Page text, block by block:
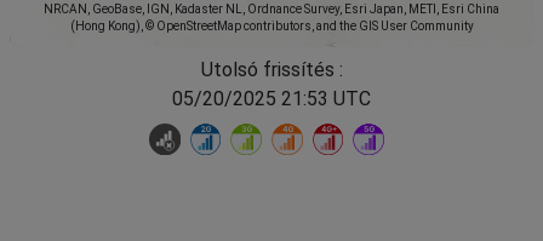
NRCAN, GeoBase, IGN, Kadaster NL, Ordnance Survey, Esri Japan, METI, Esri China
(Hong Kong), © OpenStreetMap contributors, and the GIS User Community
Utolsó frissítés :
05/20/2025 21:53 UTC